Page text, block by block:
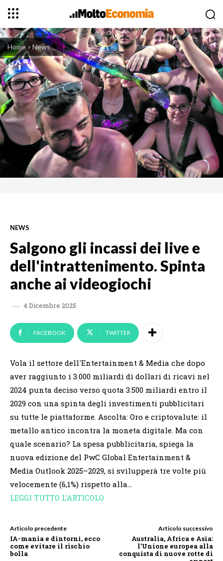
Home News
NEWS
Salgono gli incassi dei live e
dell'intrattenimento. Spinta
anche ai videogiochi
4 Dicembre 2025
FACEBOOK TWITTER
Vola il settore dell'Entertainment & Media che dopo
aver raggiunto i 3.000 miliardi di dollari di ricavi nel
2024 punta deciso verso quota 3.500 miliardi entro il
2029 con una spinta degli investimenti pubblicitari
su tutte le piattaforme. Ascolta: Oro e criptovalute: il
metallo antico incontra la moneta digitale. Ma con
quale scenario? La spesa pubblicitaria, spiega la
nuova edizione del PwC Global Entertainment &
Media Outlook 2025–2029, si svilupperà tre volte più
velocemente (6,1%) rispetto alla…
LEGGI TUTTO L’ARTICOLO
Articolo precedente
IA-mania e dintorni, ecco
come evitare il rischio
bolla
Articolo successivo
Australia, Africa e Asia:
l’Unione europea alla
conquista di nuove rotte di